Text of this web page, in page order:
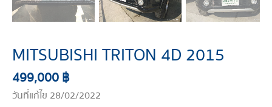
MITSUBISHI TRITON 4D 2015
499,000 ฿
วันที่แก้ไข 28/02/2022